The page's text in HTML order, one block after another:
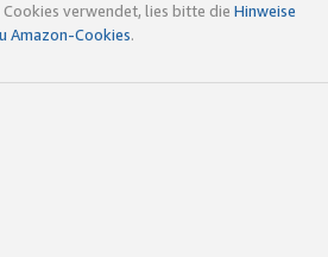
verwendet, lies bitte die Hinweise
Amazon-Cookies.